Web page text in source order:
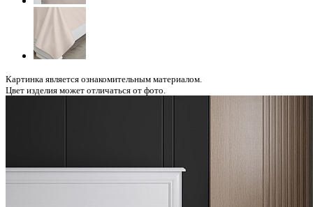
Картинка является ознакомительным материалом.
Цвет изделия может отличаться от фото.